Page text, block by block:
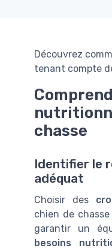
Découvrez
tenant compte
chasse
Identifier le
adéquat
Choisir des
chien de
garantir un
besoins